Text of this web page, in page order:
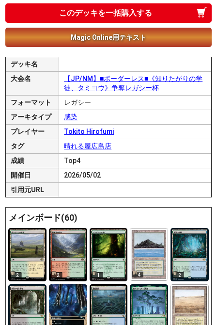
このデッキを一括購入する
Magic Online用テキスト
デッキ名
大会名
【JP/NM】■ボーダーレス■《知りたがりの学
徒、タミヨウ》争奪レガシー杯
フォーマット
レガシー
アーキタイプ
感染
プレイヤー
Tokito Hirofumi
タグ
晴れる屋広島店
成績
Top4
開催日
2026/05/02
引用元URL
メインボード(60)
2 2 1 4 2